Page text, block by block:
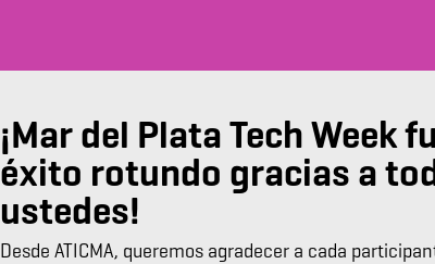
¡Mar del Plata Tech Week
éxito rotundo gracias a
ustedes!
Desde ATICMA, queremos agradecer a cada